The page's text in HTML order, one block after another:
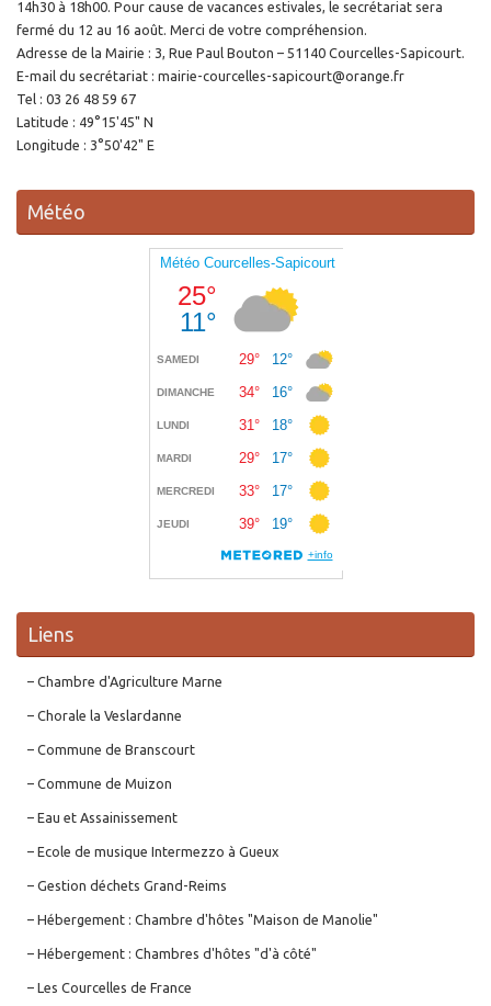
14h30 à 18h00. Pour cause de vacances estivales, le secrétariat sera
fermé du 12 au 16 août. Merci de votre compréhension.
Adresse de la Mairie : 3, Rue Paul Bouton – 51140 Courcelles-Sapicourt.
E-mail du secrétariat : mairie-courcelles-sapicourt@orange.fr
Tel : 03 26 48 59 67
Latitude : 49°15'45" N
Longitude : 3°50'42" E
Météo
Liens
– Chambre d'Agriculture Marne
– Chorale la Veslardanne
– Commune de Branscourt
– Commune de Muizon
– Eau et Assainissement
– Ecole de musique Intermezzo à Gueux
– Gestion déchets Grand-Reims
– Hébergement : Chambre d'hôtes "Maison de Manolie"
– Hébergement : Chambres d'hôtes "d'à côté"
– Les Courcelles de France